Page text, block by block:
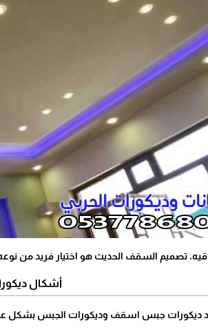
تصميم السقف الحديث هو اختيار فريد من نوعه
أشكال
ديكورات جبس اسقف وديكورات الجبس بشكل